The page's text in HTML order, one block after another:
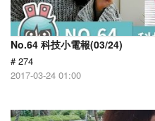
No.64 科技小電報(03/24)
# 274
2017-03-24 01:00